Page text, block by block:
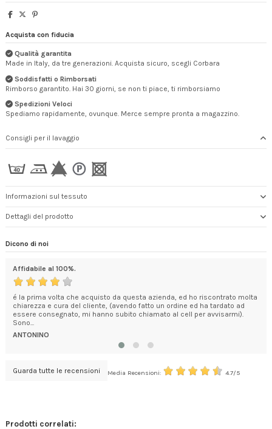
Acquista con fiducia
Qualità garantita
Made in Italy, da tre generazioni. Acquista sicuro, scegli Corbara
Soddisfatti o Rimborsati
Rimborso garantito. Hai 30 giorni, se non ti piace, ti rimborsiamo
Spedizioni Veloci
Spediamo rapidamente, ovunque. Merce sempre pronta a magazzino.
Consigli per il lavaggio
Informazioni sul tessuto
Dettagli del prodotto
Dicono di noi
Affidabile al 100%.
é la prima volta che acquisto da questa azienda, ed ho riscontrato molta
chiarezza e cura del cliente, (avendo fatto un ordine ed ha tardato ad
essere consegnato, mi hanno subito chiamato al cell per avvisarmi).
Sono...
ANTONINO
Guarda tutte le recensioni Media Recensioni: 4.7/5
Prodotti correlati: